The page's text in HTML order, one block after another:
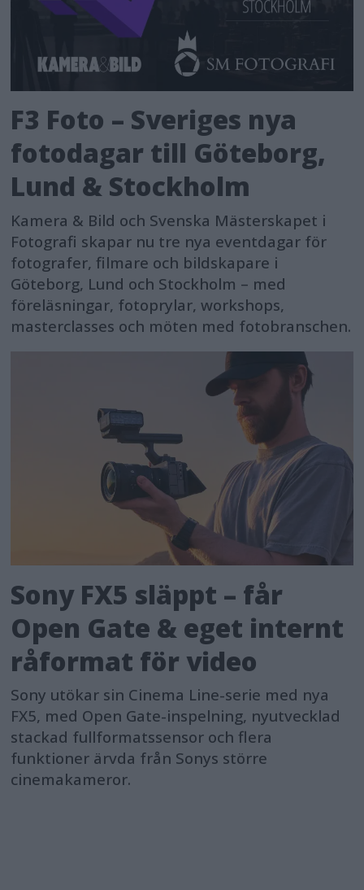
F3 Foto – Sveriges nya
fotodagar till Göteborg,
Lund & Stockholm
Kamera & Bild och Svenska Mästerskapet i
Fotografi skapar nu tre nya eventdagar för
fotografer, filmare och bildskapare i
Göteborg, Lund och Stockholm – med
föreläsningar, fotoprylar, workshops,
masterclasses och möten med fotobranschen.
Sony FX5 släppt – får
Open Gate & eget internt
råformat för video
Sony utökar sin Cinema Line-serie med nya
FX5, med Open Gate-inspelning, nyutvecklad
stackad fullformatssensor och flera
funktioner ärvda från Sonys större
cinemakameror.